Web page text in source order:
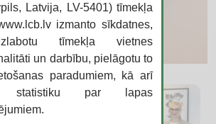
Latvija, LV-5401) tīmekļa
izmanto sīkdatnes,
tīmekļa vietnes
un darbību, pielāgotu to
paradumiem, kā arī
statistiku par lapas